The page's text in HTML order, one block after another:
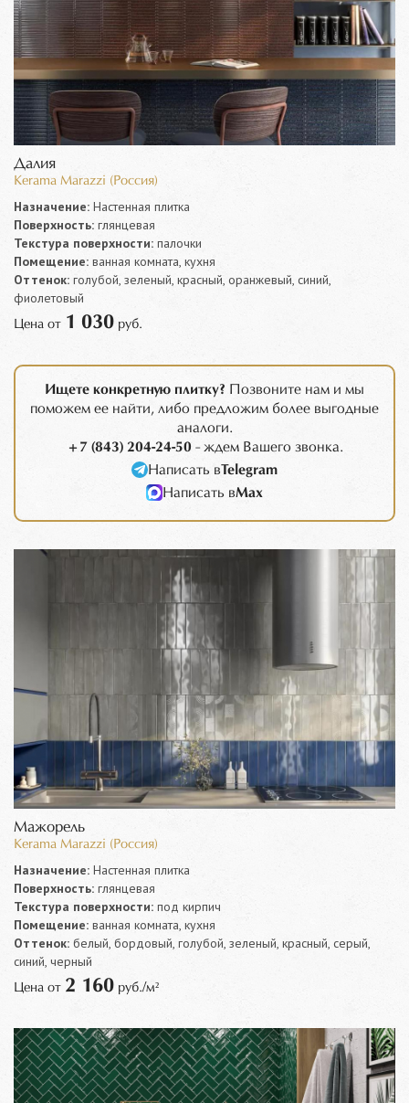
Далия
Kerama Marazzi (Россия)
Назначение: Настенная плитка
Поверхность: глянцевая
Текстура поверхности: палочки
Помещение: ванная комната, кухня
Оттенок: голубой, зеленый, красный, оранжевый, синий,
фиолетовый
Цена от 1 030 руб.
Ищете конкретную плитку? Позвоните нам и мы
поможем ее найти, либо предложим более выгодные
аналоги.
+7 (843) 204-24-50- ждем Вашего звонка.
Написать вTelegram
Написать вMax
Мажорель
Kerama Marazzi (Россия)
Назначение: Настенная плитка
Поверхность: глянцевая
Текстура поверхности: под кирпич
Помещение: ванная комната, кухня
Оттенок: белый, бордовый, голубой, зеленый, красный, серый,
синий, черный
Цена от 2 160 руб./м²